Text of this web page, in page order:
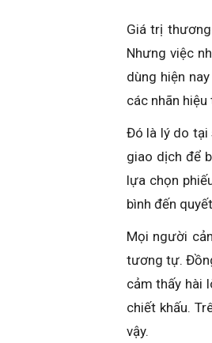
Giá trị
Nhưng việc
dùng hiện
các nhãn
Đó là lý do tại
giao dịch để
lựa chọn
bình đến
Mọi người
tương tự.
cảm thấy hài
chiết khấu.
vậy.